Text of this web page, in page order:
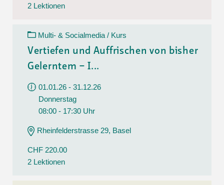
2 Lektionen
Multi- & Socialmedia / Kurs
Vertiefen und Auffrischen von bisher
Gelerntem – I...
01.01.26 - 31.12.26
Donnerstag
08:00 - 17:30 Uhr
Rheinfelderstrasse 29, Basel
CHF 220.00
2 Lektionen